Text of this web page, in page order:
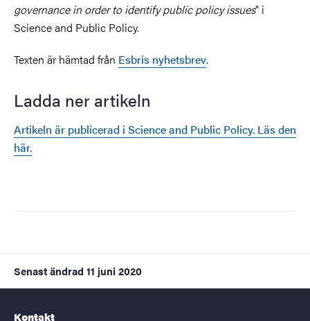
governance in order to identify public policy issues" i
Science and Public Policy.
Texten är hämtad från Esbris nyhetsbrev.
Ladda ner artikeln
Artikeln är publicerad i Science and Public Policy. Läs den
här.
Senast ändrad 11 juni 2020
Kontakt